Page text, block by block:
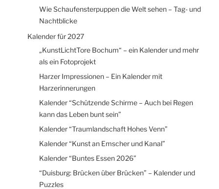
Wie Schaufensterpuppen die Welt sehen – Tag- und
Nachtblicke
Kalender für 2027
„KunstLichtTore Bochum“ – ein Kalender und mehr
als ein Fotoprojekt
Harzer Impressionen – Ein Kalender mit
Harzerinnerungen
Kalender “Schützende Schirme – Auch bei Regen
kann das Leben bunt sein”
Kalender “Traumlandschaft Hohes Venn”
Kalender “Kunst an Emscher und Kanal”
Kalender “Buntes Essen 2026”
“Duisburg: Brücken über Brücken” – Kalender und
Puzzles